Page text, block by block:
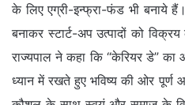
के लिए एग्री-इन्फ्रा-फंड भी बनाये
बनाकर स्टार्ट-अप उत्पादों को
राज्यपाल ने कहा कि “केरियर डे”
ध्यान में रखते हुए भविष्य की ओर पूर्ण